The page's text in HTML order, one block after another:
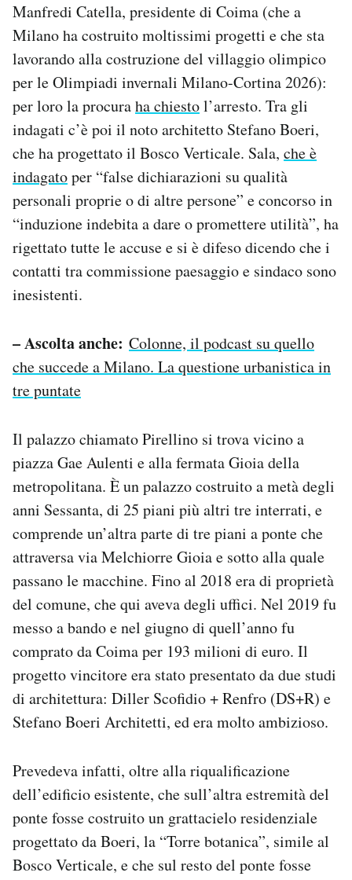
Manfredi Catella, presidente di Coima (che a
Milano ha costruito moltissimi progetti e che sta
lavorando alla costruzione del villaggio olimpico
per le Olimpiadi invernali Milano-Cortina 2026):
per loro la procuraha chiestol’arresto. Tra gli
indagati c’è poi il noto architetto Stefano Boeri,
che ha progettato il Bosco Verticale. Sala, che è
indagatoper “false dichiarazioni su qualità
personali proprie o di altre persone” e concorso in
“induzione indebita a dare o promettere utilità”, ha
rigettato tutte le accuse e si è difeso dicendo che i
contatti tra commissione paesaggio e sindaco sono
inesistenti.
– Ascolta anche: Colonne, il podcast su quello
che succede a Milano. La questione urbanistica in
tre puntate
Il palazzo chiamato Pirellino si trova vicino a
piazza Gae Aulenti e alla fermata Gioia della
metropolitana. È un palazzo costruito a metà degli
anni Sessanta, di 25 piani più altri tre interrati, e
comprende un’altra parte di tre piani a ponte che
attraversa via Melchiorre Gioia e sotto alla quale
passano le macchine. Fino al 2018 era di proprietà
del comune, che qui aveva degli uffici. Nel 2019 fu
messo a bando e nel giugno di quell’anno fu
comprato da Coima per 193 milioni di euro. Il
progetto vincitore era stato presentato da due studi
di architettura: Diller Scofidio + Renfro (DS+R) e
Stefano Boeri Architetti, ed era molto ambizioso.
Prevedeva infatti, oltre alla riqualificazione
dell’edificio esistente, che sull’altra estremità del
ponte fosse costruito un grattacielo residenziale
progettato da Boeri, la “Torre botanica”, simile al
Bosco Verticale, e che sul resto del ponte fosse